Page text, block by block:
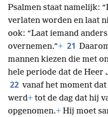
Psalmen staat namelijk:
verlaten worden en laat
ook: “Laat iemand
overnemen.”+ 21
mannen kiezen die met
hele periode dat de Heer
22 vanaf het moment
werd+ tot de dag dat hij
opgenomen.+ Hij moet